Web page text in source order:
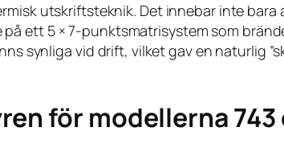
utskriftsteknik. Det innebar inte
ett 5 × 7-punktsmatrisystem som
synliga vid drift, vilket gav en naturlig
för modellerna 743